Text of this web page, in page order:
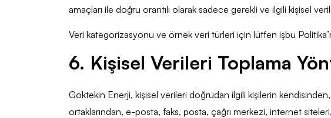
amaçları ile doğru orantılı olarak sadece gerekli ve ilgili kişisel
Veri kategorizasyonu ve örnek veri türleri için lütfen işbu
6. Kişisel Verileri Toplama
Göktekin Enerji, kişisel verileri doğrudan ilgili kişilerin
ortaklarından, e-posta, faks, posta, çağrı merkezi, internet